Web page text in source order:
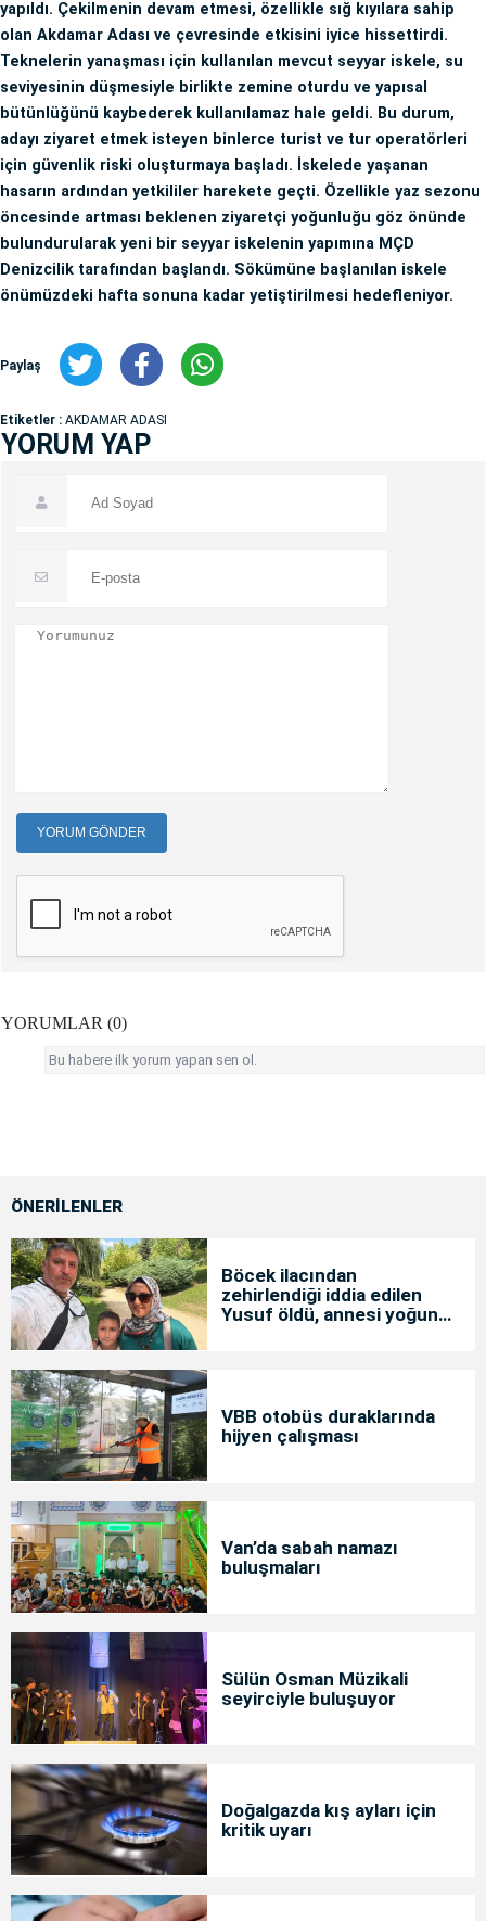
yapıldı. Çekilmenin devam etmesi, özellikle sığ kıyılara sahip
olan Akdamar Adası ve çevresinde etkisini iyice hissettirdi.
Teknelerin yanaşması için kullanılan mevcut seyyar iskele, su
seviyesinin düşmesiyle birlikte zemine oturdu ve yapısal
bütünlüğünü kaybederek kullanılamaz hale geldi. Bu durum,
adayı ziyaret etmek isteyen binlerce turist ve tur operatörleri
için güvenlik riski oluşturmaya başladı. İskelede yaşanan
hasarın ardından yetkililer harekete geçti. Özellikle yaz sezonu
öncesinde artması beklenen ziyaretçi yoğunluğu göz önünde
bulundurularak yeni bir seyyar iskelenin yapımına MÇD
Denizcilik tarafından başlandı. Sökümüne başlanılan iskele
önümüzdeki hafta sonuna kadar yetiştirilmesi hedefleniyor.
Paylaş
Etiketler : AKDAMAR ADASI
YORUM YAP
YORUM GÖNDER
YORUMLAR (0)
Bu habere ilk yorum yapan sen ol.
ÖNERİLENLER
Böcek ilacından
zehirlendiği iddia edilen
Yusuf öldü, annesi yoğun
VBB otobüs duraklarında
hijyen çalışması
Van’da sabah namazı
buluşmaları
Sülün Osman Müzikali
seyirciyle buluşuyor
Doğalgazda kış ayları için
kritik uyarı